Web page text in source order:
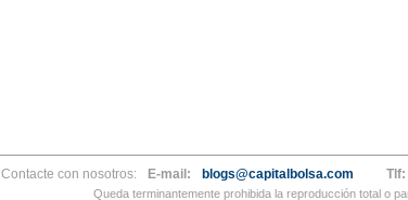
Contacte con nosotros: E-mail: blogs@capitalbolsa.com Tlf:
Queda terminantemente prohibida la reproducción total o